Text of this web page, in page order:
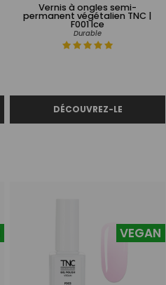
Vernis à ongles semi-
permanent végétalien TNC |
F001 Ice
Durable
VEGAN